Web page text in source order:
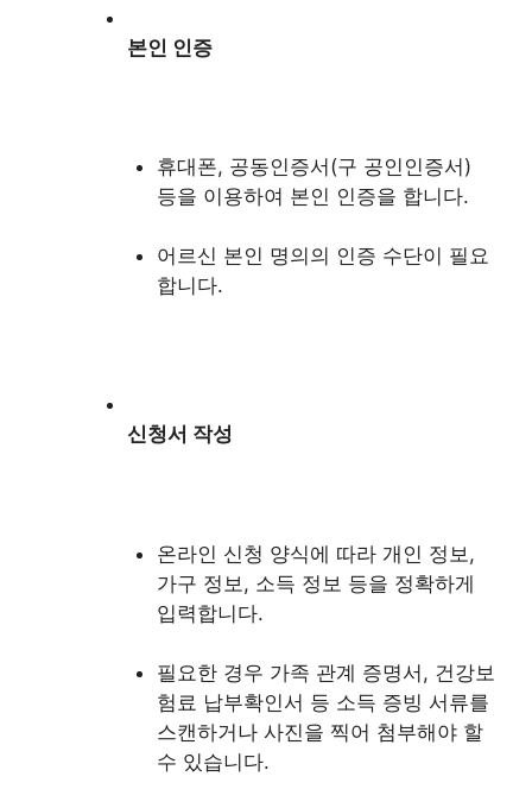
본인 인증
휴대폰, 공동인증서(구 공인인증서)
등을 이용하여 본인 인증을 합니다.
어르신 본인 명의의 인증 수단이 필요
합니다.
신청서 작성
온라인 신청 양식에 따라 개인 정보,
가구 정보, 소득 정보 등을 정확하게
입력합니다.
필요한 경우 가족 관계 증명서, 건강보
험료 납부확인서 등 소득 증빙 서류를
스캔하거나 사진을 찍어 첨부해야 할
수 있습니다.